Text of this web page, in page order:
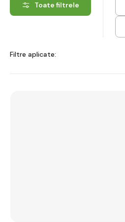
Toate filtrele
Filtre aplicate: